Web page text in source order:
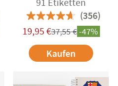
(356)
19,95 €37,55€-47%
Kaufen